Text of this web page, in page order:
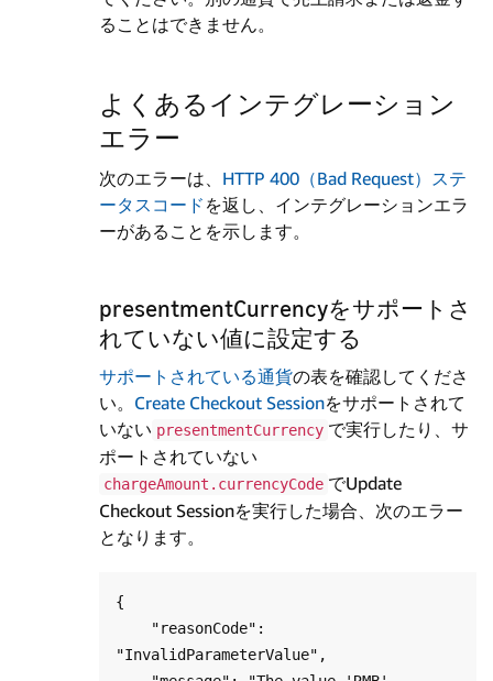
ることはできません。
よくあるインテグレーション
エラー
次のエラーは、 HTTP 400（Bad Request）ステ
ータスコード を返し、インテグレーションエラ
ーがあることを示します。
presentmentCurrencyをサポートさ
れていない値に設定する
サポートされている通貨の表を確認してくださ
い。 Create Checkout Sessionをサポートされて
いない presentmentCurrency で実行したり、サ
ポートされていない
chargeAmount.currencyCode でUpdate
Checkout Sessionを実行した場合、次のエラー
となります。
{
"InvalidParameterValue",